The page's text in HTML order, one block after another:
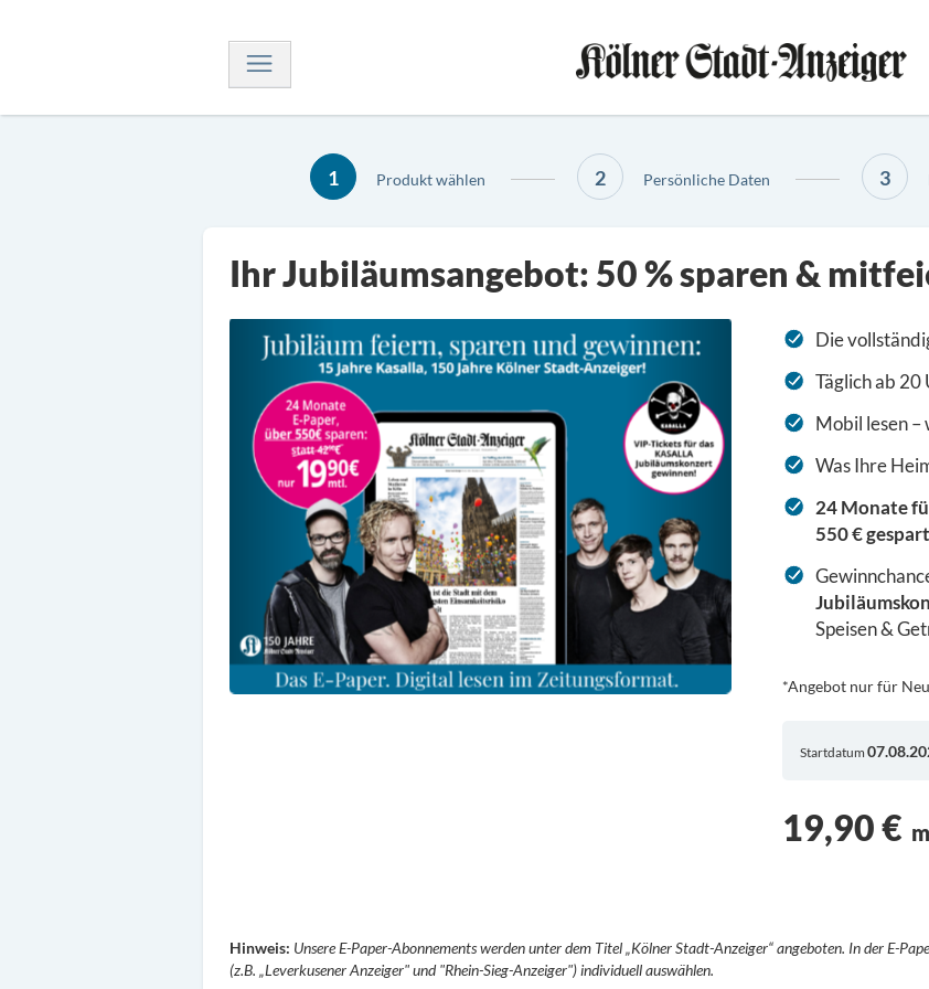
Navigation
1 Produkt wählen 2 Persönliche Daten 3
Ihr Jubiläumsangebot: 50 % sparen &
Die
Täglich ab 20
Mobil lesen –
Was Ihre
24 Monate
550 €
Speisen &
*Angebot nur für
Startdatum
19,90 €
Hinweis: Unsere E-Paper-Abonnements werden unter dem Titel „Kölner Stadt-Anzeiger“ angeboten. In der E-
(z.B. „Leverkusener Anzeiger" und "Rhein-Sieg-Anzeiger") individuell auswählen.